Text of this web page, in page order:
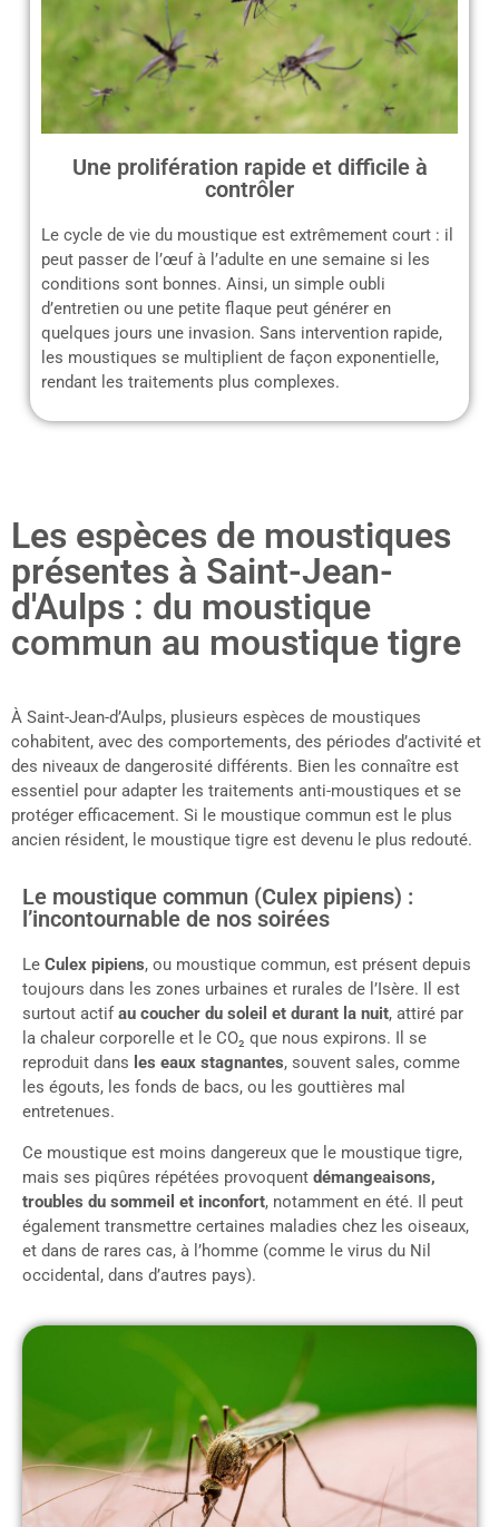
Une prolifération rapide et difficile à
contrôler
Le cycle de vie du moustique est extrêmement court : il
peut passer de l’œuf à l’adulte en une semaine si les
conditions sont bonnes. Ainsi, un simple oubli
d’entretien ou une petite flaque peut générer en
quelques jours une invasion. Sans intervention rapide,
les moustiques se multiplient de façon exponentielle,
rendant les traitements plus complexes.
Les espèces de moustiques
présentes à Saint-Jean-
d'Aulps : du moustique
commun au moustique tigre
À Saint-Jean-d’Aulps, plusieurs espèces de moustiques
cohabitent, avec des comportements, des périodes d’activité et
des niveaux de dangerosité différents. Bien les connaître est
essentiel pour adapter les traitements anti-moustiques et se
protéger efficacement. Si le moustique commun est le plus
ancien résident, le moustique tigre est devenu le plus redouté.
Le moustique commun (Culex pipiens) :
l’incontournable de nos soirées
Le Culex pipiens, ou moustique commun, est présent depuis
toujours dans les zones urbaines et rurales de l’Isère. Il est
surtout actif au coucher du soleil et durant la nuit, attiré par
la chaleur corporelle et le CO₂ que nous expirons. Il se
reproduit dans les eaux stagnantes, souvent sales, comme
les égouts, les fonds de bacs, ou les gouttières mal
entretenues.
Ce moustique est moins dangereux que le moustique tigre,
mais ses piqûres répétées provoquent démangeaisons,
troubles du sommeil et inconfort, notamment en été. Il peut
également transmettre certaines maladies chez les oiseaux,
et dans de rares cas, à l’homme (comme le virus du Nil
occidental, dans d’autres pays).